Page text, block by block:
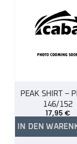
PEAK SHIRT –
146/152
17,95 €
IN DEN